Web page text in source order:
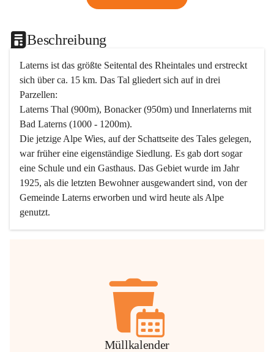
Beschreibung
Laterns ist das größte Seitental des Rheintales und erstreckt
sich über ca. 15 km. Das Tal gliedert sich auf in drei
Parzellen:
Laterns Thal (900m), Bonacker (950m) und Innerlaterns mit
Bad Laterns (1000 - 1200m).
Die jetzige Alpe Wies, auf der Schattseite des Tales gelegen,
war früher eine eigenständige Siedlung. Es gab dort sogar
eine Schule und ein Gasthaus. Das Gebiet wurde im Jahr
1925, als die letzten Bewohner ausgewandert sind, von der
Gemeinde Laterns erworben und wird heute als Alpe
genutzt.
Müllkalender